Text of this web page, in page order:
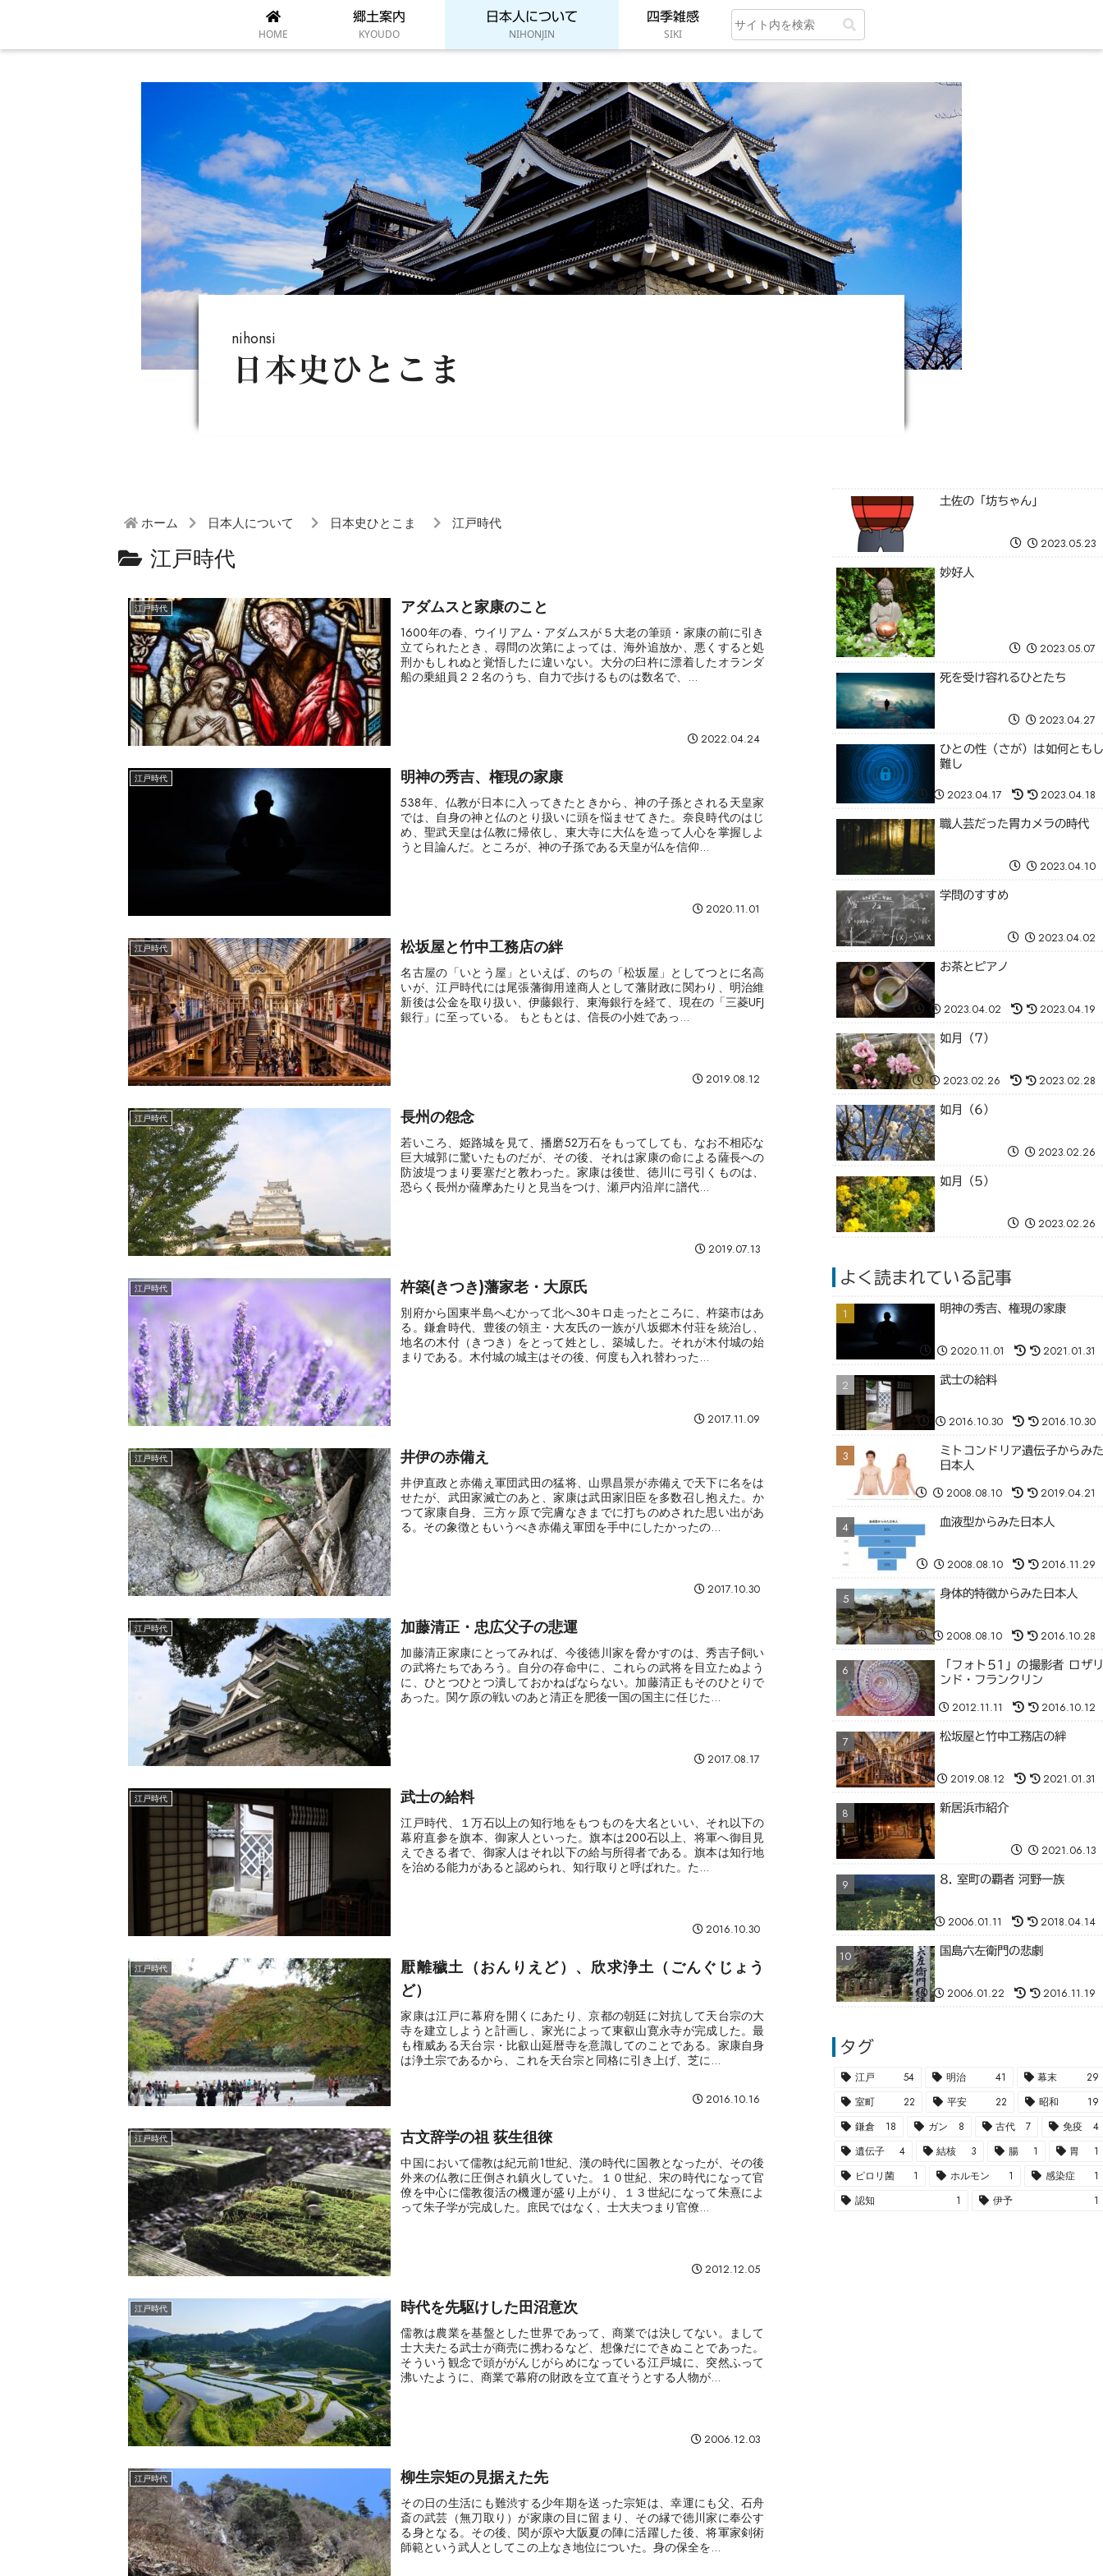
nihonsi
日本史ひとこま
HOME
郷土案内
KYOUDO
日本人について
NIHONJIN
四季雑感
SIKI
ホーム 日本人について 日本史ひとこま 江戸時代
江戸時代
江戸時代 アダムスと家康のこと
1600年の春、ウイリアム・アダムスが５大老の筆頭・家康の前に引き
立てられたとき、尋問の次第によっては、海外追放か、悪くすると処
刑かもしれぬと覚悟したに違いない。大分の臼杵に漂着したオランダ
船の乗組員２２名のうち、自力で歩けるものは数名で、...
2022.04.24
江戸時代 明神の秀吉、権現の家康
538年、仏教が日本に入ってきたときから、神の子孫とされる天皇家
では、自身の神と仏のとり扱いに頭を悩ませてきた。奈良時代のはじ
め、聖武天皇は仏教に帰依し、東大寺に大仏を造って人心を掌握しよ
うと目論んだ。ところが、神の子孫である天皇が仏を信仰...
2020.11.01
江戸時代 松坂屋と竹中工務店の絆
名古屋の「いとう屋」といえば、のちの「松坂屋」としてつとに名高
いが、江戸時代には尾張藩御用達商人として藩財政に関わり、明治維
新後は公金を取り扱い、伊藤銀行、東海銀行を経て、現在の「三菱UFJ
銀行」に至っている。 もともとは、信長の小姓であっ...
2019.08.12
江戸時代 長州の怨念
若いころ、姫路城を見て、播磨52万石をもってしても、なお不相応な
巨大城郭に驚いたものだが、その後、それは家康の命による薩長への
防波堤つまり要塞だと教わった。家康は後世、徳川に弓引くものは、
恐らく長州か薩摩あたりと見当をつけ、瀬戸内沿岸に譜代...
2019.07.13
江戸時代 杵築(きつき)藩家老・大原氏
別府から国東半島へむかって北へ30キロ走ったところに、杵築市はあ
る。鎌倉時代、豊後の領主・大友氏の一族が八坂郷木付荘を統治し、
地名の木付（きつき）をとって姓とし、築城した。それが木付城の始
まりである。木付城の城主はその後、何度も入れ替わった...
2017.11.09
江戸時代 井伊の赤備え
井伊直政と赤備え軍団武田の猛将、山県昌景が赤備えで天下に名をは
せたが、武田家滅亡のあと、家康は武田家旧臣を多数召し抱えた。か
つて家康自身、三方ヶ原で完膚なきまでに打ちのめされた思い出があ
る。その象徴ともいうべき赤備え軍団を手中にしたかったの...
2017.10.30
江戸時代 加藤清正・忠広父子の悲運
加藤清正家康にとってみれば、今後徳川家を脅かすのは、秀吉子飼い
の武将たちであろう。自分の存命中に、これらの武将を目立たぬよう
に、ひとつひとつ潰しておかねばならない。加藤清正もそのひとりで
あった。関ケ原の戦いのあと清正を肥後一国の国主に任じた...
2017.08.17
江戸時代 武士の給料
江戸時代、１万石以上の知行地をもつものを大名といい、それ以下の
幕府直参を旗本、御家人といった。旗本は200石以上、将軍へ御目見
えできる者で、御家人はそれ以下の給与所得者である。旗本は知行地
を治める能力があると認められ、知行取りと呼ばれた。た...
2016.10.30
江戸時代
厭離穢土（おんりえど）、欣求浄土（ごんぐじょう
ど）
家康は江戸に幕府を開くにあたり、京都の朝廷に対抗して天台宗の大
寺を建立しようと計画し、家光によって東叡山寛永寺が完成した。最
も権威ある天台宗・比叡山延暦寺を意識してのことである。家康自身
は浄土宗であるから、これを天台宗と同格に引き上げ、芝に...
2016.10.16
江戸時代 古文辞学の祖 荻生徂徠
中国において儒教は紀元前1世紀、漢の時代に国教となったが、その後
外来の仏教に圧倒され鎮火していた。１０世紀、宋の時代になって官
僚を中心に儒教復活の機運が盛り上がり、１３世紀になって朱熹によ
って朱子学が完成した。庶民ではなく、士大夫つまり官僚...
2012.12.05
江戸時代 時代を先駆けした田沼意次
儒教は農業を基盤とした世界であって、商業では決してない。まして
士大夫たる武士が商売に携わるなど、想像だにできぬことであった。
そういう観念で頭ががんじがらめになっている江戸城に、突然ふって
沸いたように、商業で幕府の財政を立て直そうとする人物が...
2006.12.03
江戸時代 柳生宗矩の見据えた先
その日の生活にも難渋する少年期を送った宗矩は、幸運にも父、石舟
斎の武芸（無刀取り）が家康の目に留まり、その縁で徳川家に奉公す
る身となる。その後、関が原や大阪夏の陣に活躍した後、将軍家剣術
師範という武人としてこの上なき地位についた。身の保全を...
土佐の「坊ちゃん」
2023.05.23
妙好人
2023.05.07
死を受け容れるひとたち
2023.04.27
ひとの性（さが）は如何ともし
難し
2023.04.17 2023.04.18
職人芸だった胃カメラの時代
2023.04.10
学問のすすめ
2023.04.02
お茶とピアノ
2023.04.02 2023.04.19
如月（7）
2023.02.26 2023.02.28
如月（6）
2023.02.26
如月（5）
2023.02.26
よく読まれている記事
明神の秀吉、権現の家康
2020.11.01 2021.01.31
武士の給料
2016.10.30 2016.10.30
ミトコンドリア遺伝子からみた
日本人
2008.08.10 2019.04.21
血液型からみた日本人
2008.08.10 2016.11.29
身体的特徴からみた日本人
2008.08.10 2016.10.28
「フォト51」の撮影者 ロザリ
ンド・フランクリン
2012.11.11 2016.10.12
松坂屋と竹中工務店の絆
2019.08.12 2021.01.31
新居浜市紹介
2021.06.13
8. 室町の覇者 河野一族
2006.01.11 2018.04.14
国島六左衛門の悲劇
2006.01.22 2016.11.19
タグ
江戸 54 明治 41 幕末
29
室町
22 平安 22 昭和
19
鎌倉
18 ガン 8 古代 7 免疫
4
遺伝子
4 結核 3 腸 1 胃
1
ピロリ菌
1 ホルモン 1 感染症
1
認知
1 伊予 1